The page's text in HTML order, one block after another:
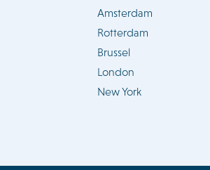
Amsterdam
Rotterdam
Brussel
London
New York